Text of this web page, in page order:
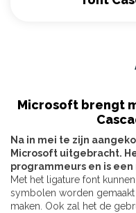
Microsoft brengt
Na in mei te zijn
Microsoft uitgebracht.
programmeurs en is
Met het ligature font
symbolen worden
maken. Ook zal het de